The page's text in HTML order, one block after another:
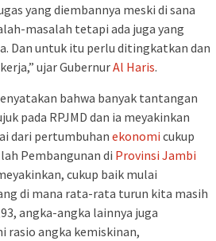
yang diembannya meski di sana
masalah tetapi ada juga yang
Dan untuk itu perlu ditingkatkan dan
ujar GubernurAl Haris.
bahwa banyak tantangan
pada RPJMD dan ia meyakinkan
dari pertumbuhan ekonomi cukup
Pembangunan di Provinsi Jambi
cukup baik mulai
di mana rata-rata turun kita masih
angka-angka lainnya juga
rasio angka kemiskinan,